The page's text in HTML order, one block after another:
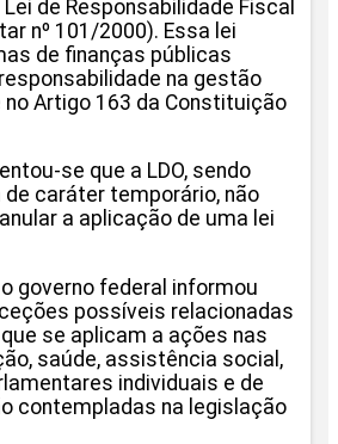
de Responsabilidade Fiscal
nº 101/2000). Essa lei
de finanças públicas
na gestão
Artigo 163 da Constituição
se que a LDO, sendo
de caráter temporário, não
a aplicação de uma lei
governo federal informou
possíveis relacionadas
se aplicam a ações nas
saúde, assistência social,
individuais e de
contempladas na legislação